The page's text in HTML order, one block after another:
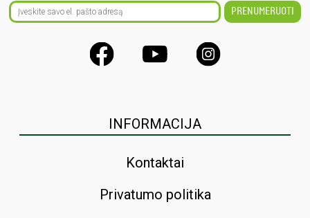
INFORMACIJA
Kontaktai
Privatumo politika